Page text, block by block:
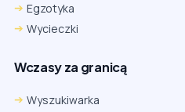
Egzotyka
Wycieczki
Wczasy za granicą
Wyszukiwarka